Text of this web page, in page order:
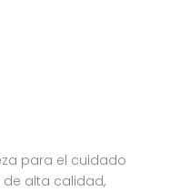
para el cuidado
alta calidad,